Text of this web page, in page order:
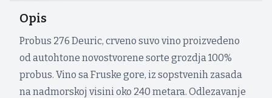
Opis
Probus 276 Deuric, crveno suvo vino proizvedeno
od autohtone novostvorene sorte grozdja 100%
probus. Vino sa Fruske gore, iz sopstvenih zasada
na nadmorskoj visini oko 240 metara. Odlezavanje